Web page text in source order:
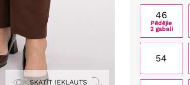
SKATĪT IEKĻAUTS
46
Pēdējie
2 gabali
54